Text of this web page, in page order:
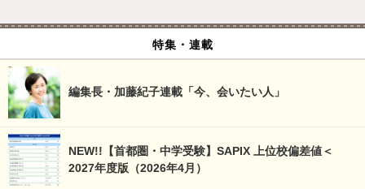
特集・連載
編集長・加藤紀子連載「今、会いたい人」
NEW!!【首都圏・中学受験】SAPIX 上位校偏差値＜
2027年度版（2026年4月）